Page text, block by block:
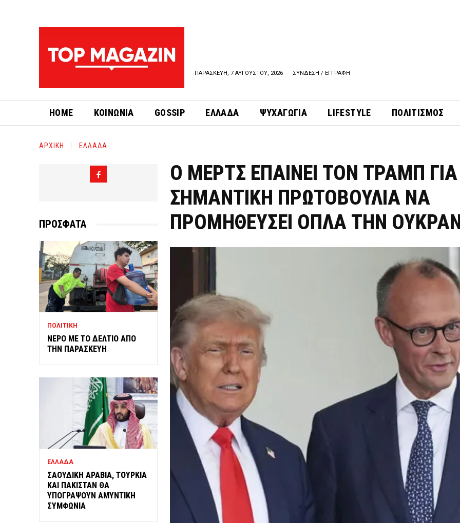
ΠΑΡΑΣΚΕΥΗ, 7 ΑΥΓΟΥΣΤΟΥ, 2026 ΣΥΝΔΕΣΗ / ΕΓΓΡΑΦΗ
HOME ΚΟΙΝΩΝΙΑ GOSSIP ΕΛΛΑΔΑ ΨΥΧΑΓΩΓΙΑ LIFESTYLE ΠΟΛΙΤΙΣΜΟΣ
ΑΡΧΙΚΗ ΕΛΛΑΔΑ
ΠΡΟΣΦΑΤΑ
ΠΟΛΙΤΙΚΗ
ΝΕΡΟ ΜΕ ΤΟ ΔΕΛΤΙΟ ΑΠΟ
ΤΗΝ ΠΑΡΑΣΚΕΥΗ
ΕΛΛΑΔΑ
ΣΑΟΥΔΙΚΗ ΑΡΑΒΙΑ, ΤΟΥΡΚΙΑ
ΚΑΙ ΠΑΚΙΣΤΑΝ ΘΑ
ΥΠΟΓΡΑΨΟΥΝ ΑΜΥΝΤΙΚΗ
ΣΥΜΦΩΝΙΑ
Ο ΜΕΡΤΣ ΕΠΑΙΝΕΙ ΤΟΝ ΤΡΑΜΠ
ΣΗΜΑΝΤΙΚΗ ΠΡΩΤΟΒΟΥΛΙΑ ΝΑ
ΠΡΟΜΗΘΕΥΣΕΙ ΟΠΛΑ ΤΗΝ